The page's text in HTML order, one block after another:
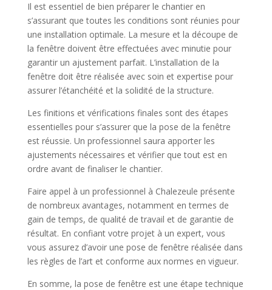
Il est essentiel de bien préparer le chantier en
s’assurant que toutes les conditions sont réunies pour
une installation optimale. La mesure et la découpe de
la fenêtre doivent être effectuées avec minutie pour
garantir un ajustement parfait. L’installation de la
fenêtre doit être réalisée avec soin et expertise pour
assurer l’étanchéité et la solidité de la structure.
Les finitions et vérifications finales sont des étapes
essentielles pour s’assurer que la pose de la fenêtre
est réussie. Un professionnel saura apporter les
ajustements nécessaires et vérifier que tout est en
ordre avant de finaliser le chantier.
Faire appel à un professionnel à Chalezeule présente
de nombreux avantages, notamment en termes de
gain de temps, de qualité de travail et de garantie de
résultat. En confiant votre projet à un expert, vous
vous assurez d’avoir une pose de fenêtre réalisée dans
les règles de l’art et conforme aux normes en vigueur.
En somme, la pose de fenêtre est une étape technique